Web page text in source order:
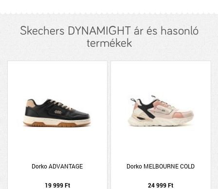
Skechers DYNAMIGHT ár és hasonló
termékek
Dorko ADVANTAGE
19 999 Ft
Dorko MELBOURNE COLD
24 999 Ft